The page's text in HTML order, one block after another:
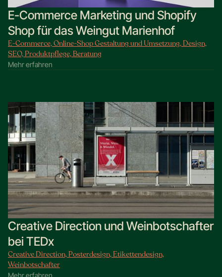
E-Commerce Marketing und Shopify
Shop für das Weingut Marienhof
E-Commerce, Online-Shop Gestaltung und Umsetzung, Design,
SEO, Produktpflege, Beratung
Mehr erfahren
Creative Direction und Weinbotschafter
bei TEDx
Creative Direction, Posterdesign, Etikettendesign,
Weinbotschafter
Mehr erfahren